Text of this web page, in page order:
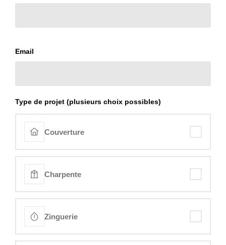
Email
Type de projet (plusieurs choix possibles)
Couverture
Charpente
Zinguerie